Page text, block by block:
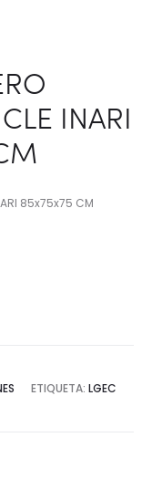
INARI
85x75x75 CM
ETIQUETA: LGEC